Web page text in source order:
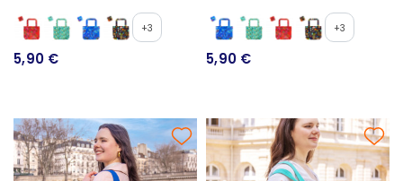
+3
5,90 €
+3
5,90 €